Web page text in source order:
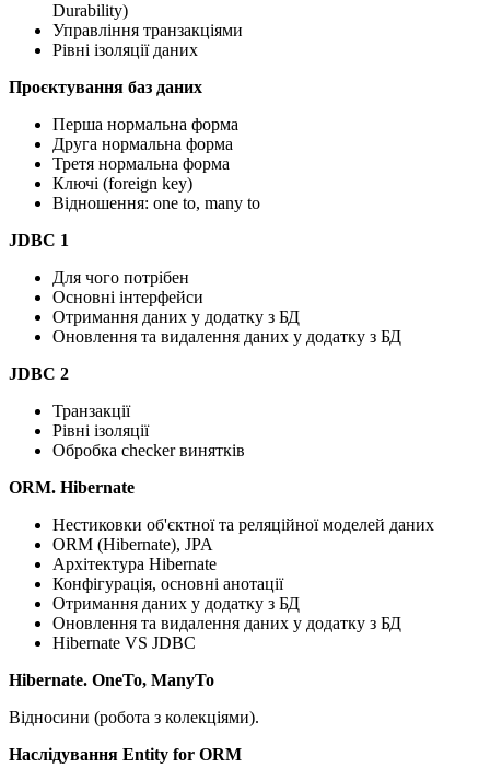
Durability)
Управління транзакціями
Рівні ізоляції даних
Проєктування баз даних
Перша нормальна форма
Друга нормальна форма
Третя нормальна форма
Ключі (foreign key)
Відношення: one to, many to
JDBC 1
Для чого потрібен
Основні інтерфейси
Отримання даних у додатку з БД
Оновлення та видалення даних у додатку з БД
JDBC 2
Транзакції
Рівні ізоляції
Обробка checker винятків
ORM. Hibernate
Нестиковки об'єктної та реляційної моделей даних
ORM (Hibernate), JPA
Архітектура Hibernate
Конфігурація, основні анотації
Отримання даних у додатку з БД
Оновлення та видалення даних у додатку з БД
Hibernate VS JDBC
Hibernate. OneTo, ManyTo
Відносини (робота з колекціями).
Наслідування Entity for ORM